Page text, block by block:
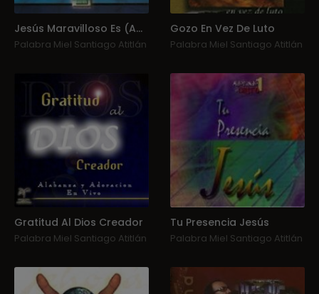
Jesús Maravilloso Es (Adorando A Cristo Vol. 4)
Palabra Miel Santiago Atitlán
Gozo En Vez De Luto
Palabra Miel Santiago Atitlán
Gratitud Al Dios Creador
Palabra Miel Santiago Atitlán
Tu Presencia Jesús
Palabra Miel Santiago Atitlán